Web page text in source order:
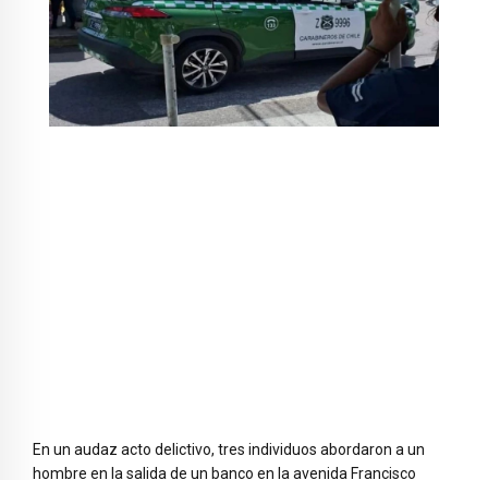
En un audaz acto delictivo, tres individuos abordaron a un
hombre en la salida de un banco en la avenida Francisco